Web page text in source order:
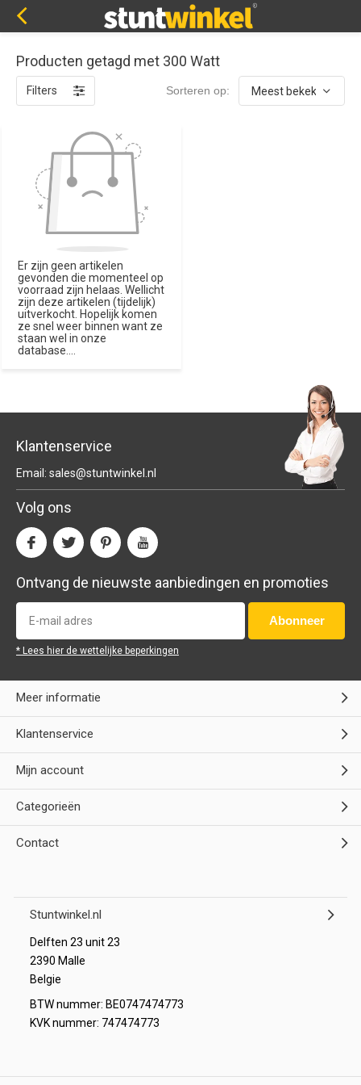
Producten getagd met 300 Watt
Filters Sorteren op:
Er zijn geen artikelen
gevonden die momenteel op
voorraad zijn helaas. Wellicht
zijn deze artikelen (tijdelijk)
uitverkocht. Hopelijk komen
ze snel weer binnen want ze
staan wel in onze
database....
Klantenservice
Email: sales@stuntwinkel.nl
Volg ons
Ontvang de nieuwste aanbiedingen en promoties
Abonneer
* Lees hier de wettelijke beperkingen
Meer informatie
Klantenservice
Mijn account
Categorieën
Contact
Stuntwinkel.nl
Delften 23 unit 23
2390 Malle
Belgie
BTW nummer: BE0747474773
KVK nummer: 747474773